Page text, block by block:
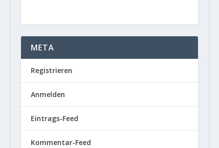
META
Registrieren
Anmelden
Eintrags-Feed
Kommentar-Feed